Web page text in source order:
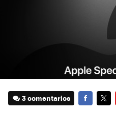
3 comentarios